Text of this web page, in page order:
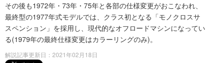
その後も1972年・73年・75年と各部の仕様変更がおこなわれ、
最終型の1977年式モデルでは、クラス初となる「モノクロスサ
スペンション」を採用し、現代的なオフロードマシンになってい
る(1979年の最終仕様変更はカラーリングのみ)。
解説記事更新日：2021年02月18日